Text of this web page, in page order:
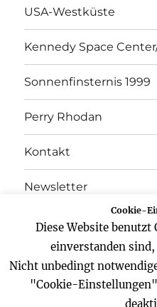
USA-Westküste
Kennedy Space
Sonnenfinsternis 1999
Perry Rhodan
Kontakt
Newsletter
Datenschutz
Cookie-
Diese Website benutzt
einverstanden
Nicht unbedingt
"Cookie-